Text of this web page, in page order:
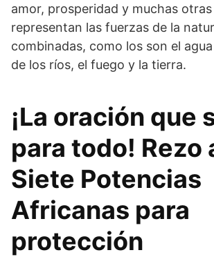
amor, prosperidad y muchas
representan las fuerzas de la
combinadas, como los son el
de los ríos, el fuego y la tierra.
¡La oración que
para todo! Rezo
Siete Potencias
Africanas para
protección